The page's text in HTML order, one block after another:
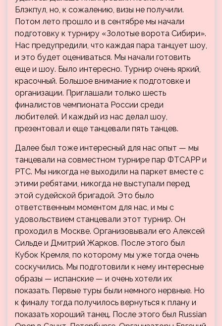
Блэкпул, но, к сожалению, визы не получили.
Потом лето прошло и в сентябре мы начали
подготовку к турниру «Золотые ворота Сибири».
Нас предупредили, что каждая пара танцует шоу,
и это будет оцениваться. Мы начали готовить
еще и шоу. Было интересно. Турнир очень яркий,
красочный. Большое внимание к подготовке и
организации. Приглашали только шесть
финалистов чемпионата России среди
любителей. И каждый из нас делал шоу,
презентовал и еще танцевали пять танцев.
Далее был тоже интересный для нас опыт — мы
танцевали на совместном турнире пар ФТСАРР и
РТС. Мы никогда не выходили на паркет вместе с
этими ребятами, никогда не выступали перед
этой судейской бригадой. Это было
ответственным моментом для нас, и мы с
удовольствием станцевали этот турнир. Он
проходил в Москве. Организовывали его Алексей
Сильде и Дмитрий Жарков. После этого был
Кубок Кремля, по которому мы уже тогда очень
соскучились. Мы подготовили к нему интересные
образы — испанские — и очень хотели их
показать. Первые туры были немного нервные. Но
к финалу тогда получилось вернуться к плану и
показать хороший танец. После этого был Russian